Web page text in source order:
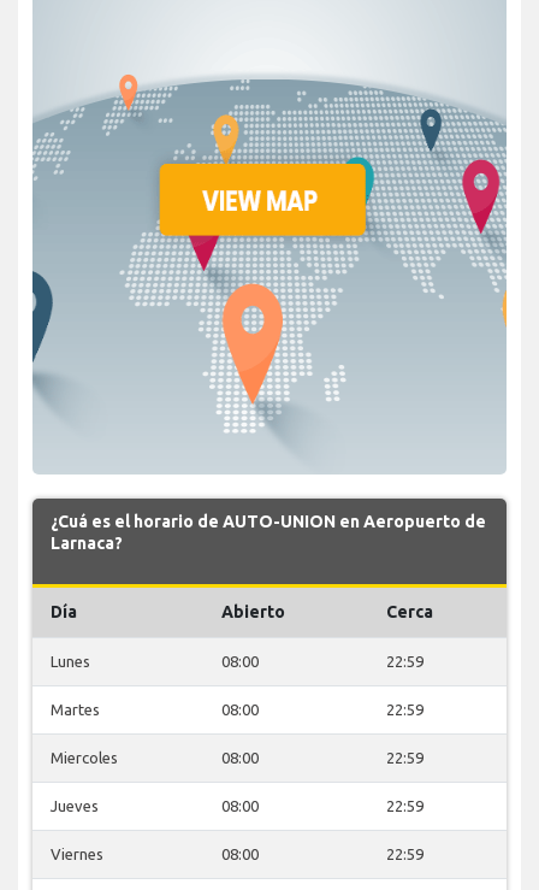
¿Cuá es el horario de AUTO-UNION en Aeropuerto de
Larnaca?
Día Abierto Cerca
Lunes 08:00 22:59
Martes 08:00 22:59
Miercoles 08:00 22:59
Jueves 08:00 22:59
Viernes 08:00 22:59